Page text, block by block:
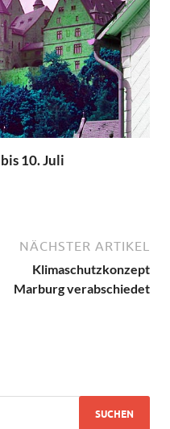
10. Juli
NÄCHSTER ARTIKEL
Klimaschutzkonzept
Marburg verabschiedet